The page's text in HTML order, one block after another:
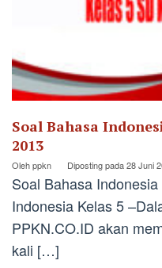
Soal Bahasa
2013
Olehppkn Diposting pada28 Juni
Soal Bahasa
Indonesia Kelas 5
PPKN.CO.ID akan
kali […]